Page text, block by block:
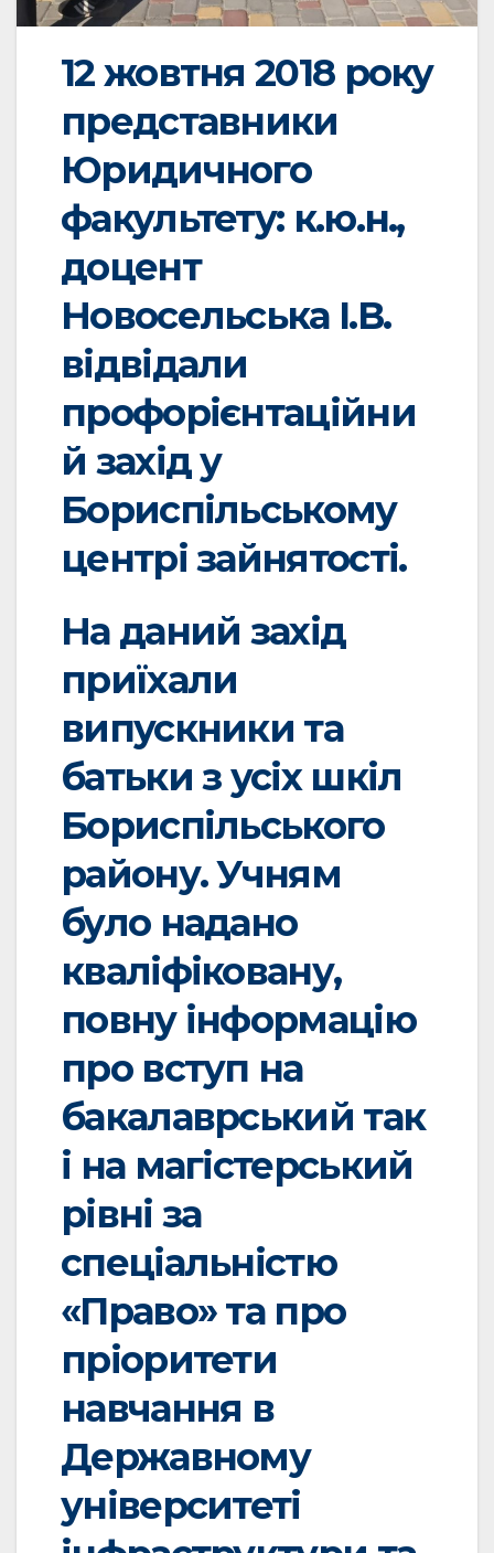
12 жовтня 2018 року
представники
Юридичного
факультету: к.ю.н.,
доцент
Новосельська І.В.
відвідали
профорієнтаційни
й захід у
Бориспільському
центрі зайнятості.
На даний захід
приїхали
випускники та
батьки з усіх шкіл
Бориспільського
району. Учням
було надано
кваліфіковану,
повну інформацію
про вступ на
бакалаврський так
і на магістерський
рівні за
спеціальністю
«Право» та про
пріоритети
навчання в
Державному
університеті